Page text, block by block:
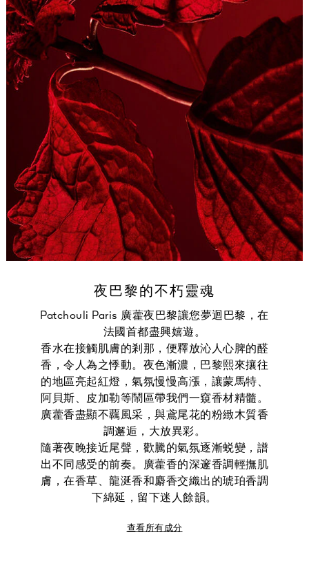
夜巴黎的不朽靈魂
Patchouli Paris 廣藿夜巴黎讓您夢迴巴黎，在
法國首都盡興嬉遊。
香水在接觸肌膚的剎那，便釋放沁人心脾的醛
香，令人為之悸動。夜色漸濃，巴黎熙來攘往
的地區亮起紅燈，氣氛慢慢高漲，讓蒙馬特、
阿貝斯、皮加勒等鬧區帶我們一窺香材精髓。
廣藿香盡顯不覊風采，與鳶尾花的粉緻木質香
調邂逅，大放異彩。
隨著夜晚接近尾聲，歡騰的氣氛逐漸蜕變，譜
出不同感受的前奏。廣藿香的深邃香調輕撫肌
膚，在香草、龍涎香和麝香交織出的琥珀香調
下綿延，留下迷人餘韻。
查看所有成分